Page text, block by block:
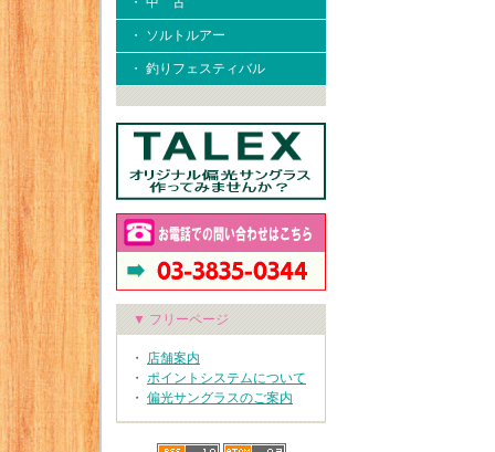
・ ソルトルアー
・ 釣りフェスティバル
▼ フリーページ
・ 店舗案内
・ ポイントシステムについて
・ 偏光サングラスのご案内